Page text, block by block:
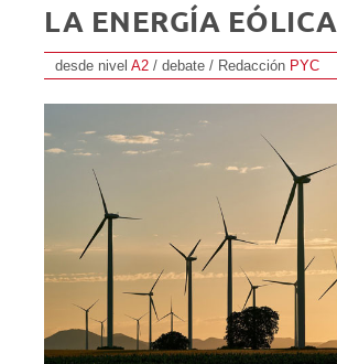
LA ENERGÍA EÓLICA
desde nivel A2 / debate / Redacción PYC
audio